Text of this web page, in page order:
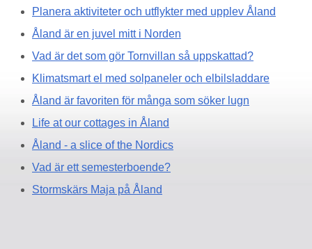
Planera aktiviteter och utflykter med upplev Åland
Åland är en juvel mitt i Norden
Vad är det som gör Tornvillan så uppskattad?
Klimatsmart el med solpaneler och elbilsladdare
Åland är favoriten för många som söker lugn
Life at our cottages in Åland
Åland - a slice of the Nordics
Vad är ett semesterboende?
Stormskärs Maja på Åland